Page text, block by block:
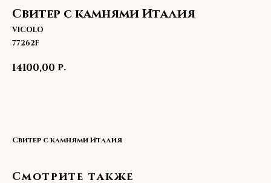
Свитер с камнями Италия
VICOLO
77262F
14100,00 р.
Свитер с камнями Италия
Смотрите также